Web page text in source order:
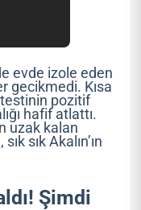
evde izole eden
gecikmedi. Kısa
pozitif
hafif atlattı.
uzak kalan
sık Akalın’ın
Şimdi